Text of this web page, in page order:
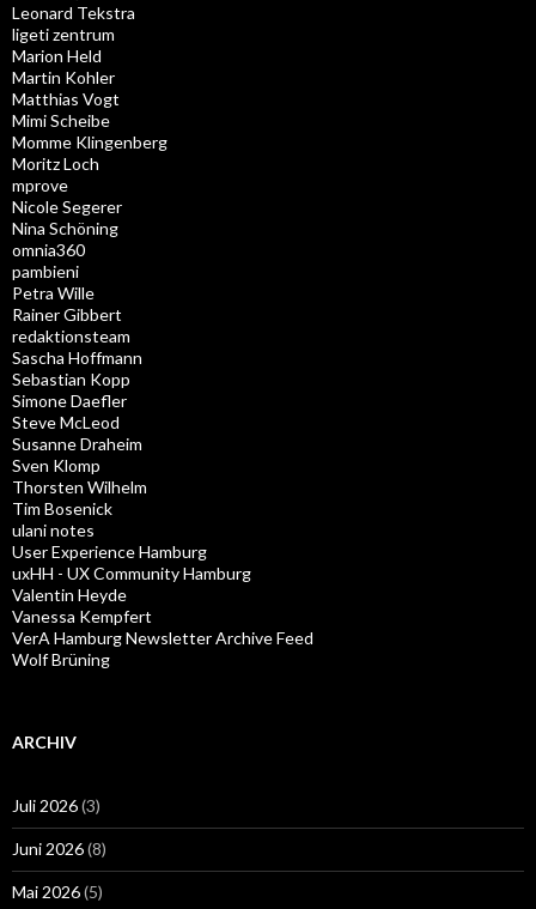
Leonard Tekstra
ligeti zentrum
Marion Held
Martin Kohler
Matthias Vogt
Mimi Scheibe
Momme Klingenberg
Moritz Loch
mprove
Nicole Segerer
Nina Schöning
omnia360
pambieni
Petra Wille
Rainer Gibbert
redaktionsteam
Sascha Hoffmann
Sebastian Kopp
Simone Daefler
Steve McLeod
Susanne Draheim
Sven Klomp
Thorsten Wilhelm
Tim Bosenick
ulani notes
User Experience Hamburg
uxHH - UX Community Hamburg
Valentin Heyde
Vanessa Kempfert
VerA Hamburg Newsletter Archive Feed
Wolf Brüning
ARCHIV
Juli 2026(3)
Juni 2026(8)
Mai 2026(5)